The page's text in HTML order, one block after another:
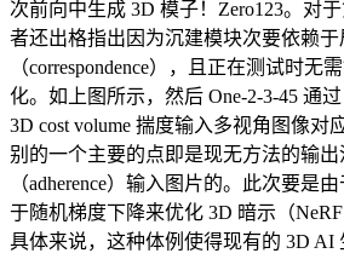
次前向中生成 3D 模子！Zero123。对
者还出格指出因为沉建模块次要依赖
（correspondence），且正在测试时无
化。如上图所示，然后 One-2-3-45 通
3D cost volume 揣度输入多视角图像对
别的一个主要的点即是现无方法的输
（adherence）输入图片的。此次要是
于随机梯度下降来优化 3D 暗示（
具体来说，这种体例使得现有的 3D AI